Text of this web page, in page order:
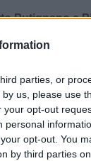
parties, or
us, please use
opt-out
opt-out. You
by third parties
Putignano e
più ampie e un
assistenza e
e tv. Sarà
vendita